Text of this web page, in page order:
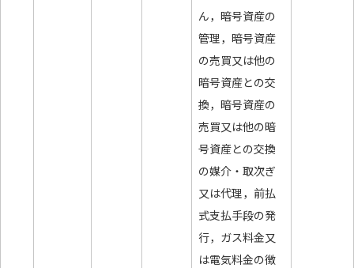
ん，暗号資産の
管理，暗号資産
の売買又は他の
暗号資産との交
換，暗号資産の
売買又は他の暗
号資産との交換
の媒介・取次ぎ
又は代理，前払
式支払手段の発
行，ガス料金又
は電気料金の徴